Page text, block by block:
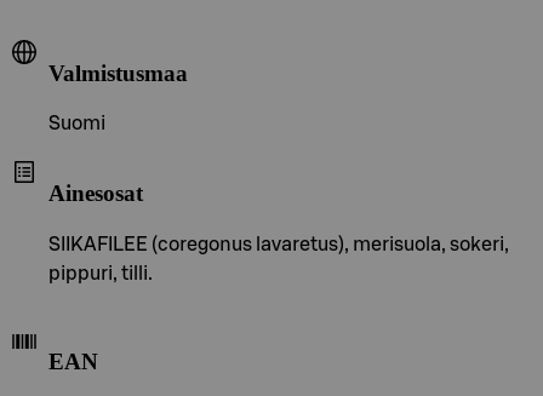
Valmistusmaa
Suomi
Ainesosat
SIIKAFILEE (coregonus lavaretus), merisuola, sokeri,
pippuri, tilli.
EAN